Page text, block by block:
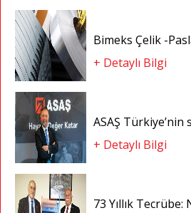
Bimeks Çelik -
+ Detaylı Bilgi
ASAŞ Türkiye’nin
+ Detaylı Bilgi
73 Yıllık